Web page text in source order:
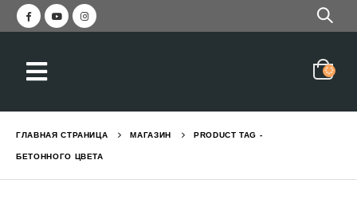
ГЛАВНАЯ СТРАНИЦА МАГАЗИН PRODUCT TAG -
БЕТОННОГО ЦВЕТА